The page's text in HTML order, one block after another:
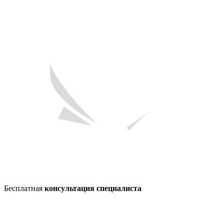
Бесплатная консультация специалиста